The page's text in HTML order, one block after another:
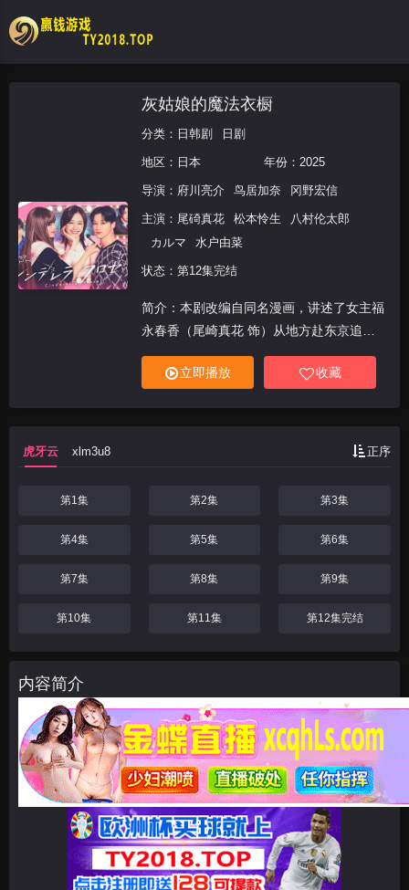
灰姑娘的魔法衣橱
分类： 日韩剧 日剧
地区： 日本 年份： 2025
导演： 府川亮介 鸟居加奈 冈野宏信
主演： 尾碕真花 松本怜生
八村伦太郎
カルマ
水户由菜
状态：第12集完结
简介：本剧改编自同名漫画，讲述了女主福
永春香（尾崎真花 饰）从地方赴东京追
梦，却难以融入大学生活，在低谷时遇见神
秘美女“神山光”（松本怜生 饰）相助，开启
立即播放 收藏
虎牙云 xlm3u8 正序
第1集 第2集 第3集
第4集 第5集 第6集
第7集 第8集 第9集
第10集 第11集 第12集完结
内容简介